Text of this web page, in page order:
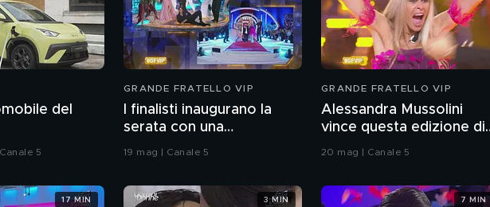
del
5
GRANDE FRATELLO VIP
I finalisti inaugurano la
serata con una
coreografia
19 mag | Canale 5
GRANDE FRATELLO VIP
Alessandra Mussolini
vince questa edizione di
Grande Fratello VIP
20 mag | Canale 5
17 MIN 3 MIN 7 MIN